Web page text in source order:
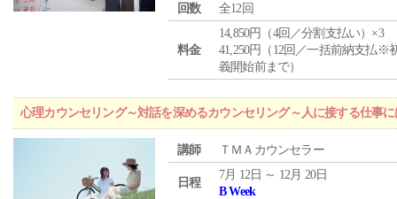
回数
全12回
料金
14,850円（4回／分割支払い）×3
41,250円（12回／一括前納支払※
義開始前まで）
心理カウンセリング～対話を深めるカウンセリング～人に接する仕事
講師 ＴＭＡカウンセラー
日程
7月 12日 ～ 12月 20日
B Week